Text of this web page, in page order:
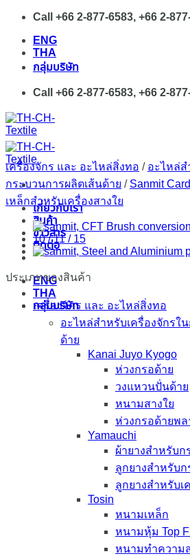
Skip
content
Call +66 2-877-6583, +66 2-
ENG
THA
กลุ่มบริษัท
Call +66 2-877-6583, +66 2-
เกี่ยวกับเรา
สินค้า
ข่าวสาร
ติดต่อ
ENG
THA
กลุ่มบริษัท
เครื่องจักร และ อะไหล่สิ่งทอ / อะไหล่ส
กระบวนการผลิตเส้นด้าย / Sanmit
เหล็กสำหรับเครื่องสางใย
ประเภทของสินค้า
เครื่องจักร และ อะไหล่สิ่งทอ
อะไหล่สำหรับเครื่องจักรใ
ด้าย
Kanai Juyo Kyogo
ห่วงกรอด้าย
วงแหวนปั่นด้าย
หนามสางใย
ห่วงกรอด้ายพล
Yamauchi
ผ้ายางสำหรับก
ลูกยางสำหรับก
ลูกยางสำหรับเ
Tosin
หนามเหล็ก
หนามหุ้ม Top
หนามทำความ